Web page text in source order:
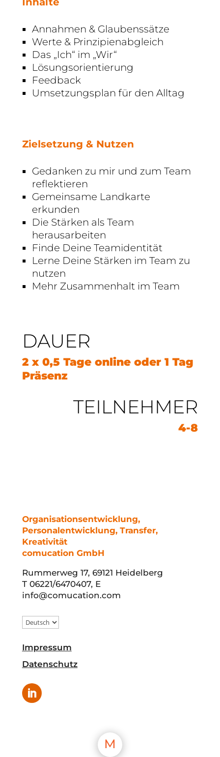
M
Annahmen & Glaubenssätze
Werte & Prinzipienabgleich
Das „Ich“ im „Wir“
Lösungsorientierung
Feedback
Umsetzungsplan für den Alltag
Zielsetzung & Nutzen
Gedanken zu mir und zum Team
reflektieren
Gemeinsame Landkarte
erkunden
Die Stärken als Team
herausarbeiten
Finde Deine Teamidentität
Lerne Deine Stärken im Team zu
nutzen
Mehr Zusammenhalt im Team
DAUER
2 x 0,5 Tage online oder 1 Tag
Präsenz
TEILNEHMER
4-8
Organisationsentwicklung,
Personalentwicklung, Transfer,
Kreativität
comucation GmbH
Rummerweg 17, 69121 Heidelberg
T 06221/6470407, E
info@comucation.com
Impressum
Datenschutz